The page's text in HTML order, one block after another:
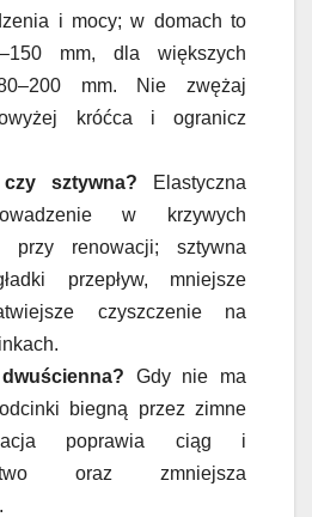
i mocy; w domach to
mm, dla większych
mm. Nie zwężaj
króćca i ogranicz
czy sztywna? Elastyczna
w krzywych
przy renowacji; sztywna
przepływ, mniejsze
czyszczenie na
Gdy nie ma
biegną przez zimne
poprawia ciąg i
oraz zmniejsza